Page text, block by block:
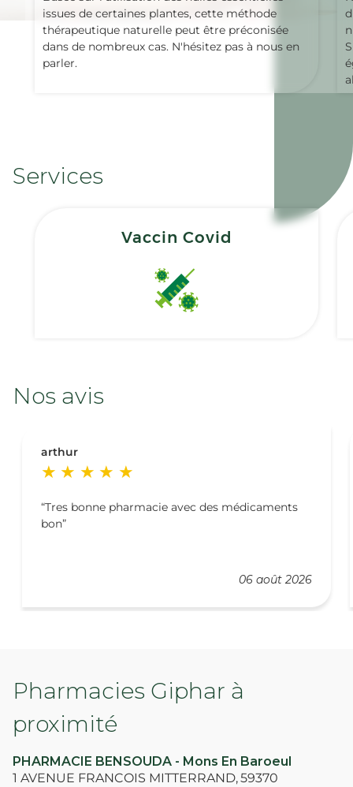
issues de certaines plantes, cette méthode
thérapeutique naturelle peut être préconisée
dans de nombreux cas. N'hésitez pas à nous en
parler.
Services
Vaccin Covid
Nos avis
arthur
06 août 2026
Tres bonne pharmacie avec des médicaments
bon
Pharmacies Giphar à
proximité
PHARMACIE BENSOUDA - Mons En Baroeul
1 AVENUE FRANCOIS MITTERRAND,59370